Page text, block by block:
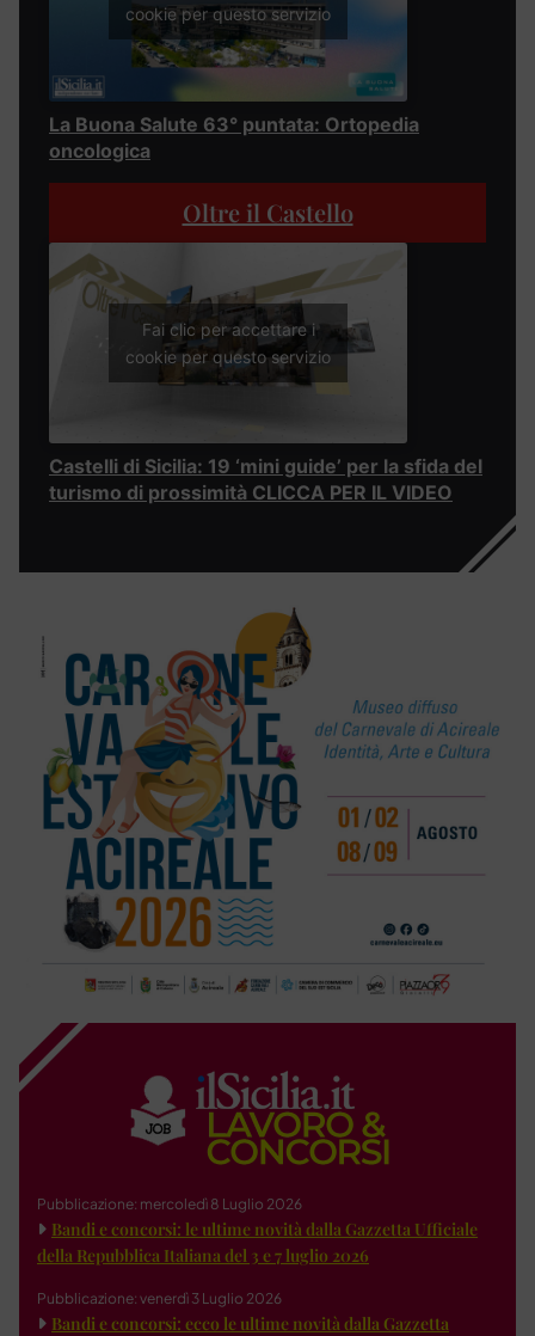
cookie per questo servizio
La Buona Salute 63° puntata: Ortopedia
oncologica
Oltre il Castello
Fai clic per accettare i
cookie per questo servizio
Castelli di Sicilia: 19 ‘mini guide’ per la sfida del
turismo di prossimità CLICCA PER IL VIDEO
Pubblicazione: mercoledì 8 Luglio 2026
Bandi e concorsi: le ultime novità dalla Gazzetta Ufficiale
della Repubblica Italiana del 3 e 7 luglio 2026
Pubblicazione: venerdì 3 Luglio 2026
Bandi e concorsi: ecco le ultime novità dalla Gazzetta